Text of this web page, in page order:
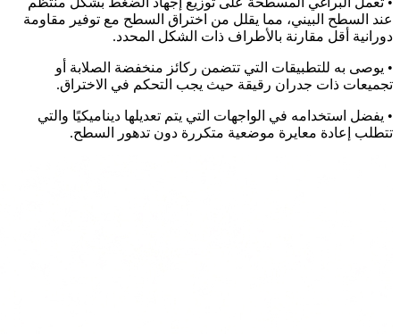
عند السطح البيني، مما يقلل من اختراق السطح مع توفير مقاومة
دورانية أقل مقارنة بالأطراف ذات الشكل المحدد.
• يوصى به للتطبيقات التي تتضمن ركائز منخفضة الصلابة أو
تجميعات ذات جدران رقيقة حيث يجب التحكم في الاختراق.
• يفضل استخدامه في الواجهات التي يتم تعديلها ديناميكيًا والتي
تتطلب إعادة معايرة موضعية متكررة دون تدهور السطح.